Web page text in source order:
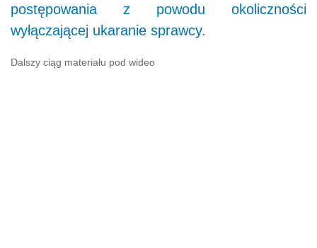
postępowania z powodu okoliczności
wyłączającej ukaranie sprawcy.
Dalszy ciąg materiału pod wideo